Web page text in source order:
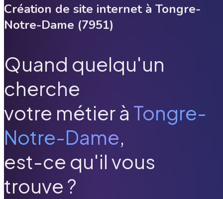
Création de site internet à Tongre-
Notre-Dame (7951)
Quand quelqu'un
cherche
votre métier à Tongre-
Notre-Dame,
est-ce qu'il vous
trouve ?